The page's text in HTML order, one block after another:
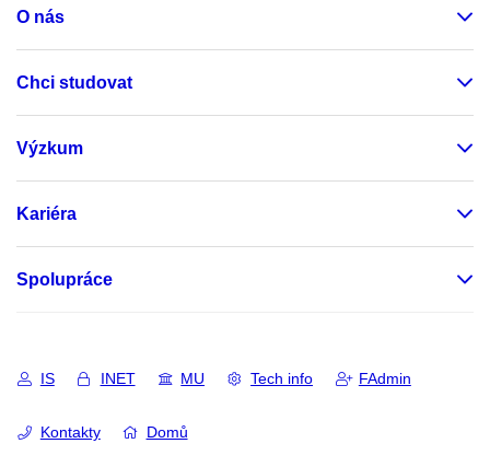
O nás
Chci studovat
Výzkum
Kariéra
Spolupráce
IS INET MU Tech info FAdmin
Kontakty Domů